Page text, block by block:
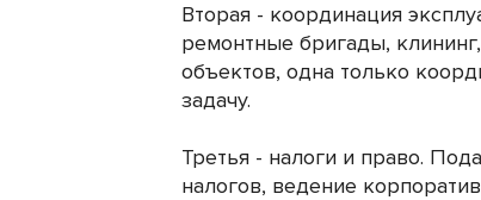
Вторая - координация
ремонтные бригады,
объектов, одна только
задачу.
Третья - налоги и право.
налогов, ведение